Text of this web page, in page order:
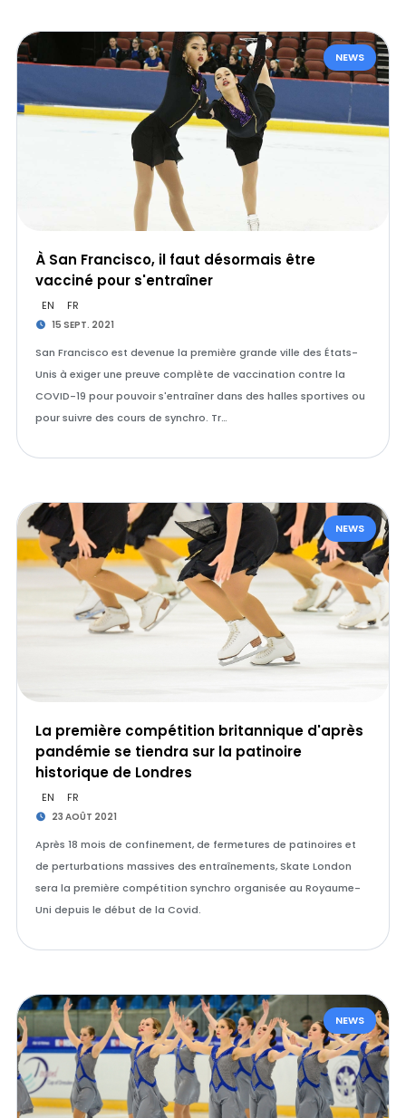
NEWS
À San Francisco, il faut désormais être
vacciné pour s'entraîner
EN FR
15 SEPT. 2021
San Francisco est devenue la première grande ville des États-
Unis à exiger une preuve complète de vaccination contre la
COVID-19 pour pouvoir s'entraîner dans des halles sportives ou
pour suivre des cours de synchro. Tr…
NEWS
La première compétition britannique d'après
pandémie se tiendra sur la patinoire
historique de Londres
EN FR
23 AOÛT 2021
Après 18 mois de confinement, de fermetures de patinoires et
de perturbations massives des entraînements, Skate London
sera la première compétition synchro organisée au Royaume-
Uni depuis le début de la Covid.
NEWS